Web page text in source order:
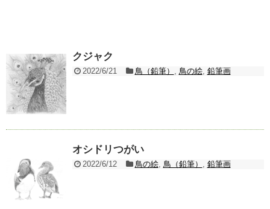
クジャク
2022/6/21 鳥（鉛筆） 鳥の絵, 鉛筆画
オシドリつがい
2022/6/12 鳥の絵, 鳥（鉛筆） 鉛筆画